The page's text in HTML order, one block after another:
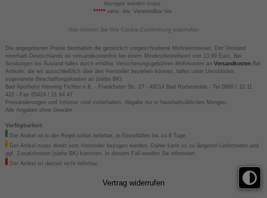
bezogen werden muss.
*****verw. bis: Verwendbar bis.
Hier können Sie Ihre Cookie-Zustimmung widerrufen
Die angegebenen Preise beinhalten die gesetzlich vorgeschriebene Mehrwertsteuer. Der Versand
innerhalb Deutschlands ist versandkostenfrei bei einem Mindestbestellwert von 13,99 Euro. Bei
Sendungen ins Ausland fallen durch erhöhte Versicherungsgebühren Mehrkosten an VersandkostenBei
Artikeln, die wir ausschließlich über den Hersteller beziehen können, fallen unter Umständen
sogenannte Beschaffungskosten an (siehe BK).
Bad Apotheke Henning Fichter e.K. - Frankfurter Str. 27 - 49214 Bad Rothenfelde - Tel 0800 / 10 11
422 - Fax 05424 / 21 64 47
Preisänderungen und Irrtümer sind vorbehalten. Abgabe nur in haushaltsüblichen Mengen.
Alle Angaben ohne Gewähr.
Verfügbarkeit:
Der Artikel ist in der Regel sofort lieferbar, in Einzelfällen bis zu 6 Tage.
Der Artikel muss direkt vom Hersteller bezogen werden. Daher kann es zu längeren Lieferzeiten und
ggf. Zusatzkosten (siehe BK) kommen. In diesem Fall werden Sie informiert.
Der Artikel ist derzeit nicht lieferbar.
Vertrag widerrufen